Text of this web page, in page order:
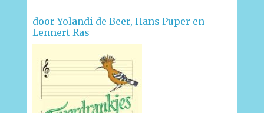
door Yolandi de Beer, Hans Puper en
Lennert Ras